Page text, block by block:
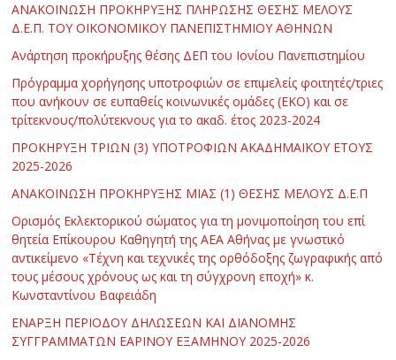
ΑΝΑΚΟΙΝΩΣΗ ΠΡΟΚΗΡΥΞΗΣ ΠΛΗΡΩΣΗΣ ΘΕΣΗΣ ΜΕΛΟΥΣ
Δ.Ε.Π. ΤΟΥ ΟΙΚΟΝΟΜΙΚΟΥ ΠΑΝΕΠΙΣΤΗΜΙΟΥ ΑΘΗΝΩΝ
Ανάρτηση προκήρυξης θέσης ΔΕΠ του Ιονίου Πανεπιστημίου
Πρόγραμμα χορήγησης υποτροφιών σε επιμελείς φοιτητές/τριες
που ανήκουν σε ευπαθείς κοινωνικές ομάδες (ΕΚΟ) και σε
τρίτεκνους/πολύτεκνους για το ακαδ. έτος 2023-2024
ΠΡΟΚΗΡΥΞΗ ΤΡΙΩΝ (3) ΥΠΟΤΡΟΦΙΩΝ ΑΚΑΔΗΜΑΪΚΟΥ ΕΤΟΥΣ
2025-2026
ΑΝΑΚΟΙΝΩΣΗ ΠΡΟΚΗΡΥΞΗΣ ΜΙΑΣ (1) ΘΕΣΗΣ ΜΕΛΟΥΣ Δ.Ε.Π
Ορισμός Εκλεκτορικού σώματος για τη μονιμοποίηση του επί
θητεία Επίκουρου Καθηγητή της ΑΕΑ Αθήνας με γνωστικό
αντικείμενο «Τέχνη και τεχνικές της ορθόδοξης ζωγραφικής από
τους μέσους χρόνους ως και τη σύγχρονη εποχή» κ.
Κωνσταντίνου Βαφειάδη
ΕΝΑΡΞΗ ΠΕΡΙΟΔΟΥ ΔΗΛΩΣΕΩΝ ΚΑΙ ΔΙΑΝΟΜΗΣ
ΣΥΓΓΡΑΜΜΑΤΩΝ ΕΑΡΙΝΟΥ ΕΞΑΜΗΝΟΥ 2025-2026